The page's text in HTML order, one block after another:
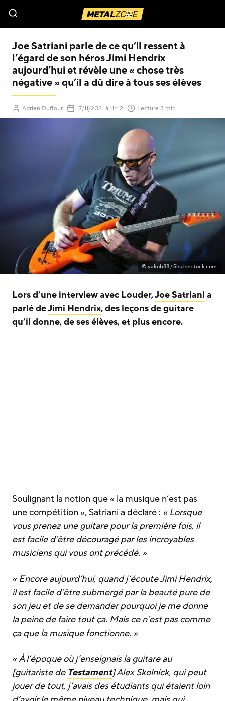
Menu
Joe Satriani parle de ce qu’il ressent à
l’égard de son héros Jimi Hendrix
aujourd’hui et révèle une « chose très
négative » qu’il a dû dire à tous ses élèves
Adrien Duffour 17/11/2021 (Mis à jour le)
à 11h12 Lecture 3 min.
© yakub88 / Shutterstock.com
Lors d’une interview avec Louder,Joe Satriani a
parlé deJimi Hendrix, des leçons de guitare
qu’il donne, de ses élèves, et plus encore.
Soulignant la notion que « la musique n’est pas
une compétition », Satriani a déclaré : « Lorsque
vous prenez une guitare pour la première fois, il
est facile d’être découragé par les incroyables
musiciens qui vous ont précédé. »
« Encore aujourd’hui, quand j’écoute Jimi Hendrix,
il est facile d’être submergé par la beauté pure de
son jeu et de se demander pourquoi je me donne
la peine de faire tout ça. Mais ce n’est pas comme
ça que la musique fonctionne. »
« À l’époque où j’enseignais la guitare au
[guitariste de Testament] Alex Skolnick, qui peut
jouer de tout, j’avais des étudiants qui étaient loin